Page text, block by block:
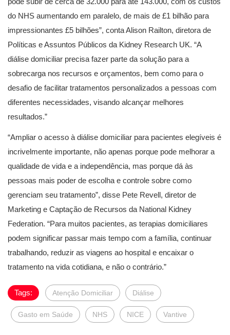
do NHS aumentando em paralelo, de mais de £1 bilhão para
impressionantes £5 bilhões”, conta Alison Railton, diretora de
Políticas e Assuntos Públicos da Kidney Research UK. “A
diálise domiciliar precisa fazer parte da solução para a
sobrecarga nos recursos e orçamentos, bem como para o
desafio de facilitar tratamentos personalizados a pessoas com
diferentes necessidades, visando alcançar melhores
resultados.”
“Ampliar o acesso à diálise domiciliar para pacientes elegíveis é
incrivelmente importante, não apenas porque pode melhorar a
qualidade de vida e a independência, mas porque dá às
pessoas mais poder de escolha e controle sobre como
gerenciam seu tratamento”, disse Pete Revell, diretor de
Marketing e Captação de Recursos da National Kidney
Federation. “Para muitos pacientes, as terapias domiciliares
podem significar passar mais tempo com a família, continuar
trabalhando, reduzir as viagens ao hospital e encaixar o
tratamento na vida cotidiana, e não o contrário.”
Tags: Atenção Domiciliar Diálise
Gasto em Saúde NHS NICE Vantive